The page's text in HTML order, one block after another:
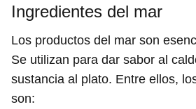
Ingredientes del mar
Los productos del mar son
Se utilizan para dar sabor al
sustancia al plato. Entre ellos,
son: